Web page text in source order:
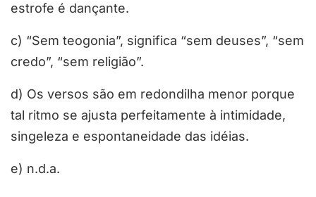
estrofe é dançante.
c) “Sem teogonia”, significa “sem deuses”, “sem
credo”, “sem religião”.
d) Os versos são em redondilha menor porque
tal ritmo se ajusta perfeitamente à intimidade,
singeleza e espontaneidade das idéias.
e) n.d.a.